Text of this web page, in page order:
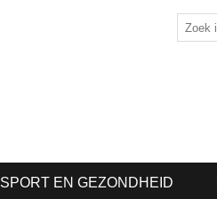
SPORT EN GEZONDHEID